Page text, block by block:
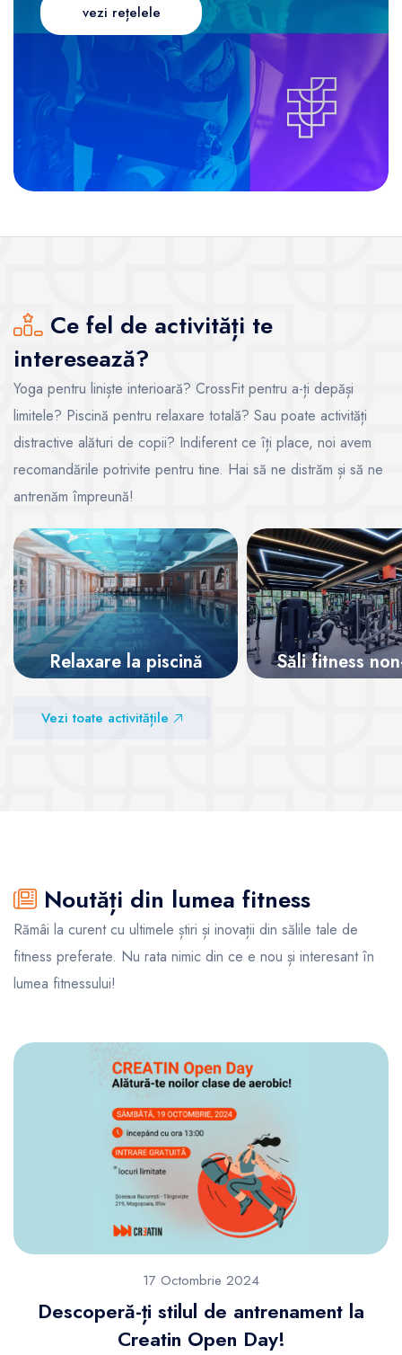
vezi rețelele
Ce fel de activități te
interesează?
Yoga pentru liniște interioară? CrossFit pentru a-ți depăși
limitele? Piscină pentru relaxare totală? Sau poate activități
distractive alături de copii? Indiferent ce îți place, noi avem
recomandările potrivite pentru tine. Hai să ne distrăm și să ne
antrenăm împreună!
Relaxare la piscină
Vezi sălile
Săli fitness
Vezi toate activitățile
Noutăți din lumea fitness
Rămâi la curent cu ultimele știri și inovații din sălile tale de
fitness preferate. Nu rata nimic din ce e nou și interesant în
lumea fitnessului!
17 Octombrie 2024
Descoperă-ți stilul de antrenament la
Creatin Open Day!